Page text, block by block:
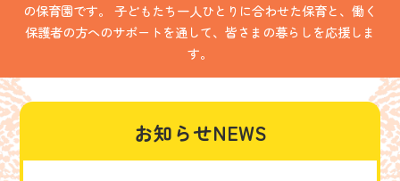
の保育園です。 子どもたち一人ひとりに合わせた保育と、働く
保護者の方へのサポートを通して、皆さまの暮らしを応援しま
す。
お知らせNEWS